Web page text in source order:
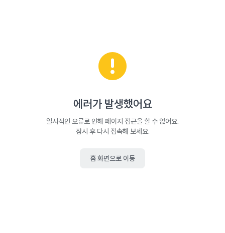
에러가 발생했어요
일시적인 오류로 인해 페이지 접근을 할 수 없어요.
잠시 후 다시 접속해 보세요.
홈 화면으로 이동